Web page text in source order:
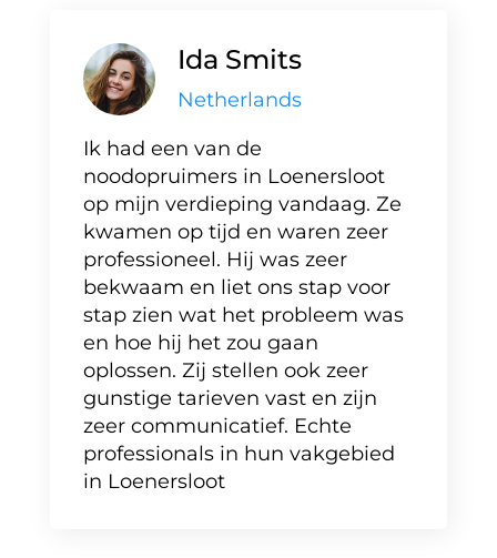
Ida Smits
Netherlands
Ik had een van de
noodopruimers in Loenersloot
op mijn verdieping vandaag. Ze
kwamen op tijd en waren zeer
professioneel. Hij was zeer
bekwaam en liet ons stap voor
stap zien wat het probleem was
en hoe hij het zou gaan
oplossen. Zij stellen ook zeer
gunstige tarieven vast en zijn
zeer communicatief. Echte
professionals in hun vakgebied
in Loenersloot